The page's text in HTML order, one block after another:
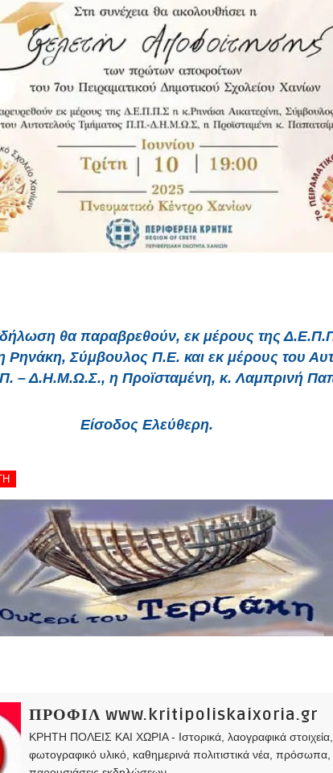
θα παραβρεθούν, εκ μέρους της
Ρηνάκη, Σύμβουλος Π.Ε. και εκ μέρους του
– Δ.Η.Μ.Ω.Σ., η Προϊσταμένη, κ. Λαμπρινή
Είσοδος Ελεύθερη.
ΠΡΟΦΙΛ www.kritipoliskaixoria.gr
ΚΡΗΤΗ ΠΟΛΕΙΣ ΚΑΙ ΧΩΡΙΑ - Ιστορικά, λαογραφικά
φωτογραφικό υλικό, καθημερινά πολιτιστικά νέα, πρόσωπα,